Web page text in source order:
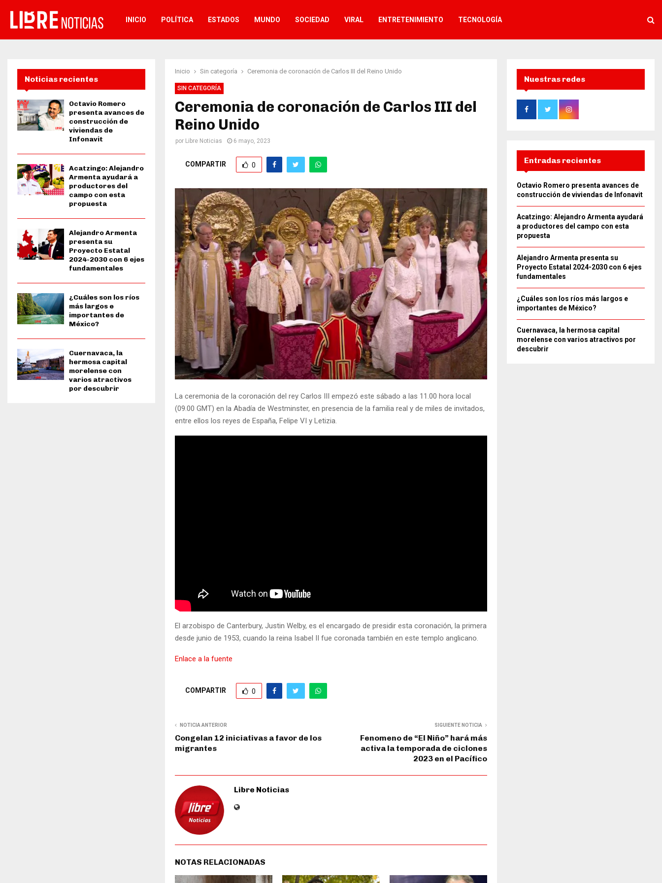
INICIO POLÍTICA ESTADOS MUNDO SOCIEDAD VIRAL ENTRETENIMIENTO TECNOLOGÍA
Inicio Sin categoría Ceremonia de coronación de Carlos III del Reino Unido
SIN CATEGORÍA
Ceremonia de coronación de Carlos III del
Reino Unido
por Libre Noticias 6 mayo, 2023
COMPARTIR 0
La ceremonia de la coronación del rey Carlos III empezó este sábado a las 11.00 hora local
(09.00 GMT) en la Abadía de Westminster, en presencia de la familia real y de miles de invitados,
entre ellos los reyes de España, Felipe VI y Letizia.
El arzobispo de Canterbury, Justin Welby, es el encargado de presidir esta coronación, la primera
desde junio de 1953, cuando la reina Isabel II fue coronada también en este templo anglicano.
Enlace a la fuente
COMPARTIR 0
NOTICIA ANTERIOR
Congelan 12 iniciativas a favor de los
migrantes
SIGUIENTE NOTICIA
Fenomeno de “El Niño” hará más
activa la temporada de ciclones
2023 en el Pacífico
Libre Noticias
NOTAS RELACIONADAS
Noticias recientes
Octavio Romero
presenta avances de
construcción de
viviendas de
Infonavit
Acatzingo: Alejandro
Armenta ayudará a
productores del
campo con esta
propuesta
Alejandro Armenta
presenta su
Proyecto Estatal
2024-2030 con 6 ejes
fundamentales
¿Cuáles son los ríos
más largos e
importantes de
México?
Cuernavaca, la
hermosa capital
morelense con
varios atractivos
por descubrir
Nuestras redes
Entradas recientes
Octavio Romero presenta avances de
construcción de viviendas de Infonavit
Acatzingo: Alejandro Armenta ayudará
a productores del campo con esta
propuesta
Alejandro Armenta presenta su
Proyecto Estatal 2024-2030 con 6 ejes
fundamentales
¿Cuáles son los ríos más largos e
importantes de México?
Cuernavaca, la hermosa capital
morelense con varios atractivos por
descubrir